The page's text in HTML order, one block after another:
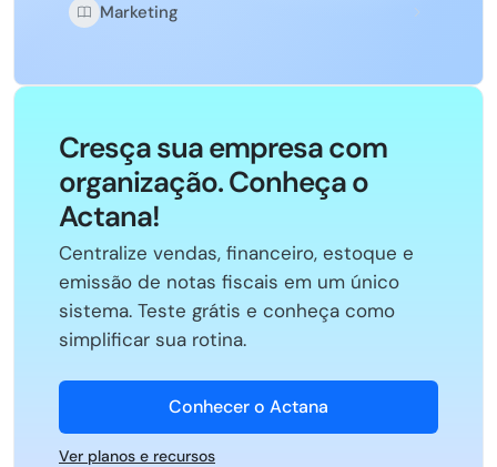
Marketing
Cresça sua empresa com
organização. Conheça o
Actana!
Centralize vendas, financeiro, estoque e
emissão de notas fiscais em um único
sistema. Teste grátis e conheça como
simplificar sua rotina.
Conhecer o Actana
Ver planos e recursos